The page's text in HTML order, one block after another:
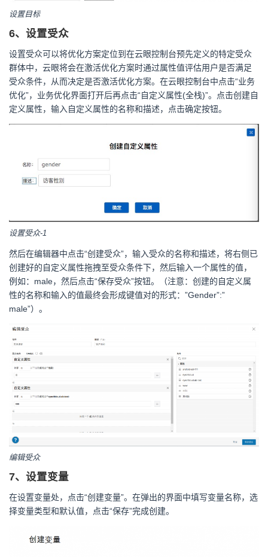
设置目标
6、设置受众
设置受众可以将优化方案定位到在云眼控制台预先定义的特定受众
群体中，云眼将会在激活优化方案时通过属性值评估用户是否满足
受众条件，从而决定是否激活优化方案。在云眼控制台中点击“业务
优化”，业务优化界面打开后再点击“自定义属性(全栈)”。点击创建自
定义属性，输入自定义属性的名称和描述，点击确定按钮。
设置受众-1
然后在编辑器中点击“创建受众”，输入受众的名称和描述，将右侧已
创建好的自定义属性拖拽至受众条件下，然后输入一个属性的值，
例如：male，然后点击“保存受众”按钮。（注意：创建的自定义属
性的名称和输入的值最终会形成键值对的形式：”Gender”:”
male”）。
编辑受众
7、设置变量
在设置变量处，点击“创建变量”。在弹出的界面中填写变量名称，选
择变量类型和默认值，点击“保存”完成创建。